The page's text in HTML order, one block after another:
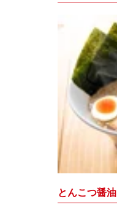
とんこつ醤油